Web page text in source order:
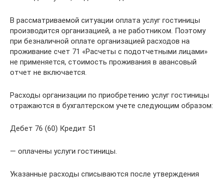
В рассматриваемой ситуации оплата услуг гостиницы
производится организацией, а не работником. Поэтому
при безналичной оплате организацией расходов на
проживание счет 71 «Расчеты с подотчетными лицами»
не применяется, стоимость проживания в авансовый
отчет не включается.
Расходы организации по приобретению услуг гостиницы
отражаются в бухгалтерском учете следующим образом:
Дебет 76 (60) Кредит 51
— оплачены услуги гостиницы.
Указанные расходы списываются после утверждения